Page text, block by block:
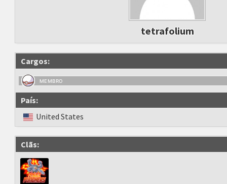
tetrafolium
Cargos:
MEMBRO
País:
United States
Clãs: